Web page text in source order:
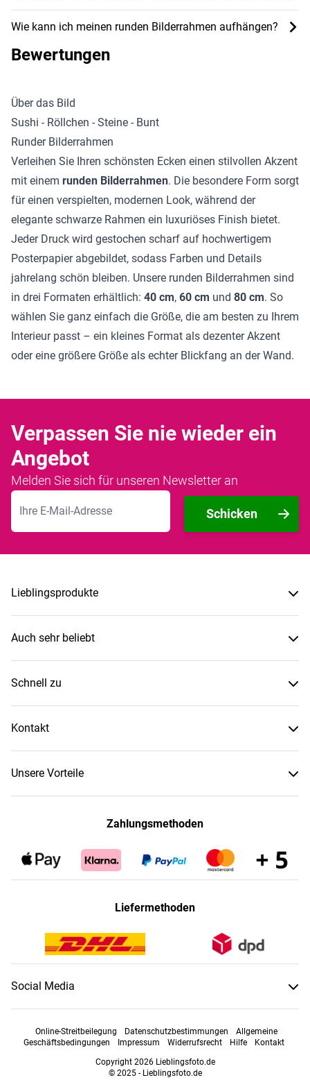
Wie kann ich meinen runden Bilderrahmen aufhängen?
Bewertungen
Über das Bild
Sushi - Röllchen - Steine - Bunt
Runder Bilderrahmen
Verleihen Sie Ihren schönsten Ecken einen stilvollen Akzent
mit einem runden Bilderrahmen. Die besondere Form sorgt
für einen verspielten, modernen Look, während der
elegante schwarze Rahmen ein luxuriöses Finish bietet.
Jeder Druck wird gestochen scharf auf hochwertigem
Posterpapier abgebildet, sodass Farben und Details
jahrelang schön bleiben. Unsere runden Bilderrahmen sind
in drei Formaten erhältlich: 40 cm, 60 cm und 80 cm. So
wählen Sie ganz einfach die Größe, die am besten zu Ihrem
Interieur passt – ein kleines Format als dezenter Akzent
oder eine größere Größe als echter Blickfang an der Wand.
Verpassen Sie nie wieder ein
Angebot
Melden Sie sich für unseren Newsletter an
E-Mailadresse
Schicken
Lieblingsprodukte
Auch sehr beliebt
Schnell zu
Kontakt
Unsere Vorteile
Zahlungsmethoden
Liefermethoden
Social Media
Online-Streitbeilegung Datenschutzbestimmungen
Allgemeine
Geschäftsbedingungen
Impressum Widerrufsrecht Hilfe
Kontakt
Copyright 2026 Lieblingsfoto.de
© 2025 - Lieblingsfoto.de